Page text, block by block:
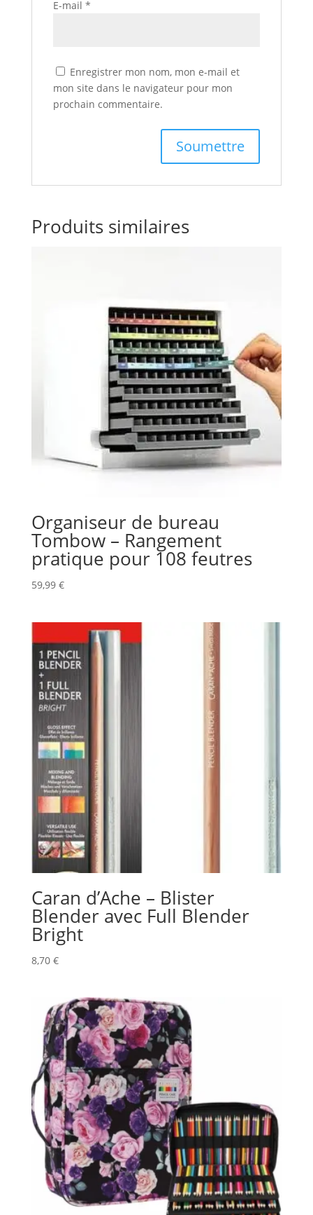
E-mail *
Enregistrer mon nom, mon e-mail et
mon site dans le navigateur pour mon
prochain commentaire.
Produits similaires
Organiseur de bureau
Tombow – Rangement
pratique pour 108 feutres
59,99 €
Caran d’Ache – Blister
Blender avec Full Blender
Bright
8,70 €